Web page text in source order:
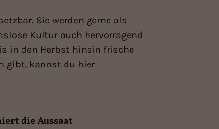
Sie werden gerne als
Kultur auch hervorragend
in den Herbst hinein frische
gibt, kannst du hier
die Aussaat